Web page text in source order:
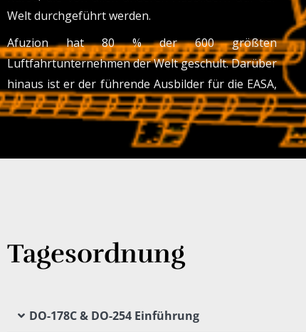
Welt durchgeführt werden.
Afuzion hat 80 % der 600 größten
Luftfahrtunternehmen der Welt geschult. Darüber
hinaus ist er der führende Ausbilder für die EASA,
Tagesordnung
DO-178C & DO-254 Einführung